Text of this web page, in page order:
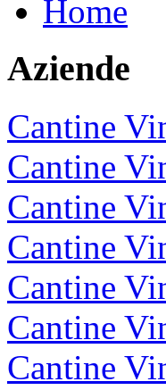
Home
Aziende
Cantine
Cantine
Cantine
Cantine
Cantine
Cantine
Cantine